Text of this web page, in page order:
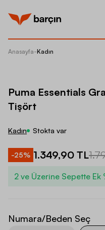
Anasayfa-Kadın
Puma Essentials
Tişört
Kadın Stokta var
-25% 1.349,90 TL
2 ve Üzerine Sepette Ek
Numara/Beden Seç